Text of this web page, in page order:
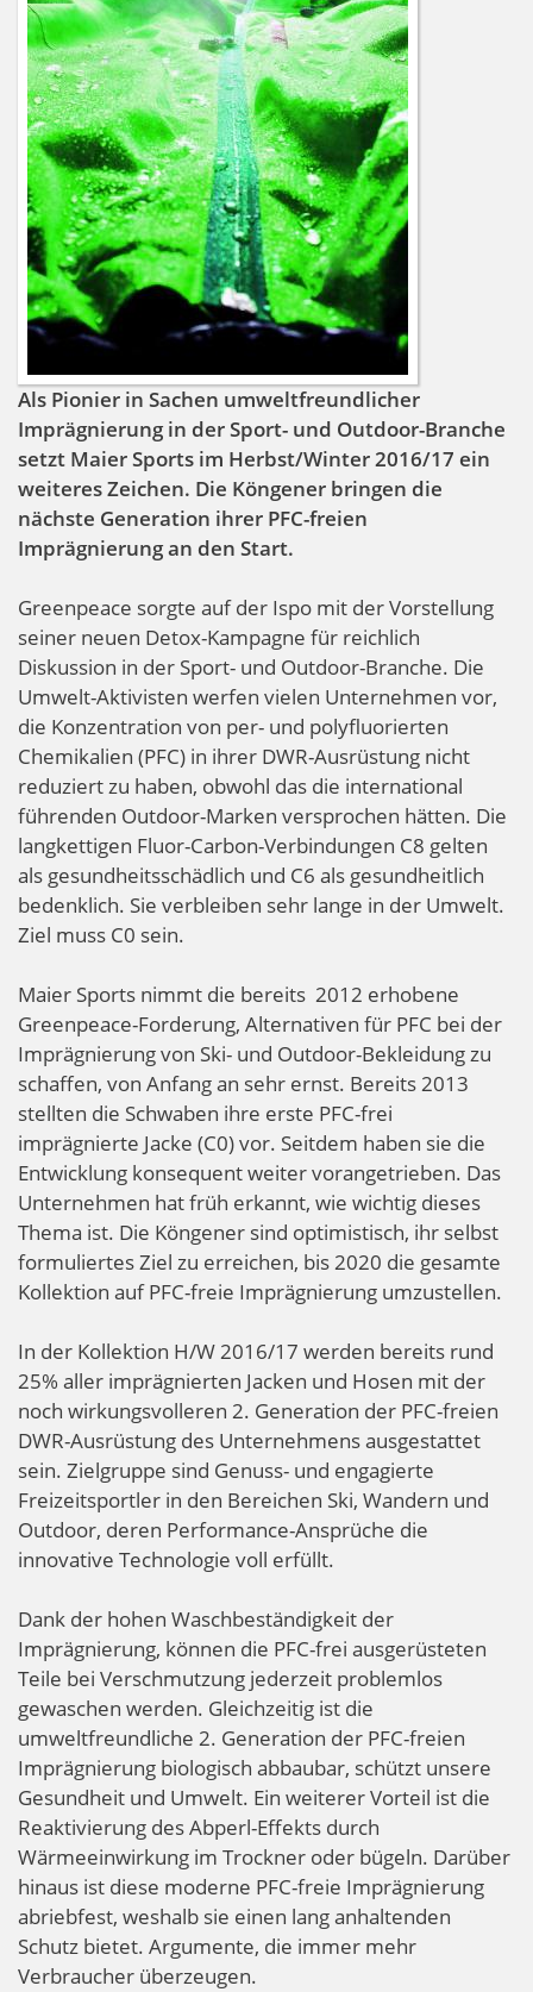
Als Pionier in Sachen umweltfreundlicher
Imprägnierung in der Sport- und Outdoor-Branche
setzt Maier Sports im Herbst/Winter 2016/17 ein
weiteres Zeichen. Die Köngener bringen die
nächste Generation ihrer PFC-freien
Imprägnierung an den Start.
Greenpeace sorgte auf der Ispo mit der Vorstellung
seiner neuen Detox-Kampagne für reichlich
Diskussion in der Sport- und Outdoor-Branche. Die
Umwelt-Aktivisten werfen vielen Unternehmen vor,
die Konzentration von per- und polyfluorierten
Chemikalien (PFC) in ihrer DWR-Ausrüstung nicht
reduziert zu haben, obwohl das die international
führenden Outdoor-Marken versprochen hätten. Die
langkettigen Fluor-Carbon-Verbindungen C8 gelten
als gesundheitsschädlich und C6 als gesundheitlich
bedenklich. Sie verbleiben sehr lange in der Umwelt.
Ziel muss C0 sein.
Maier Sports nimmt die bereits 2012 erhobene
Greenpeace-Forderung, Alternativen für PFC bei der
Imprägnierung von Ski- und Outdoor-Bekleidung zu
schaffen, von Anfang an sehr ernst. Bereits 2013
stellten die Schwaben ihre erste PFC-frei
imprägnierte Jacke (C0) vor. Seitdem haben sie die
Entwicklung konsequent weiter vorangetrieben. Das
Unternehmen hat früh erkannt, wie wichtig dieses
Thema ist. Die Köngener sind optimistisch, ihr selbst
formuliertes Ziel zu erreichen, bis 2020 die gesamte
Kollektion auf PFC-freie Imprägnierung umzustellen.
In der Kollektion H/W 2016/17 werden bereits rund
25% aller imprägnierten Jacken und Hosen mit der
noch wirkungsvolleren 2. Generation der PFC-freien
DWR-Ausrüstung des Unternehmens ausgestattet
sein. Zielgruppe sind Genuss- und engagierte
Freizeitsportler in den Bereichen Ski, Wandern und
Outdoor, deren Performance-Ansprüche die
innovative Technologie voll erfüllt.
Dank der hohen Waschbeständigkeit der
Imprägnierung, können die PFC-frei ausgerüsteten
Teile bei Verschmutzung jederzeit problemlos
gewaschen werden. Gleichzeitig ist die
umweltfreundliche 2. Generation der PFC-freien
Imprägnierung biologisch abbaubar, schützt unsere
Gesundheit und Umwelt. Ein weiterer Vorteil ist die
Reaktivierung des Abperl-Effekts durch
Wärmeeinwirkung im Trockner oder bügeln. Darüber
hinaus ist diese moderne PFC-freie Imprägnierung
abriebfest, weshalb sie einen lang anhaltenden
Schutz bietet. Argumente, die immer mehr
Verbraucher überzeugen.